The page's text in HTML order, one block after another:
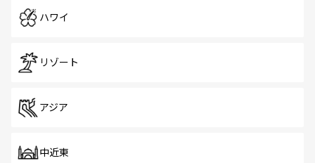
ハワイ
リゾート
アジア
中近東